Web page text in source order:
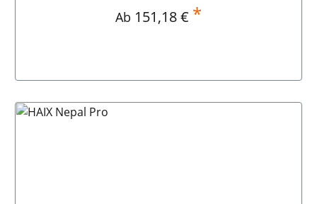
Regulärer Preis:
Ab 151,18 € *